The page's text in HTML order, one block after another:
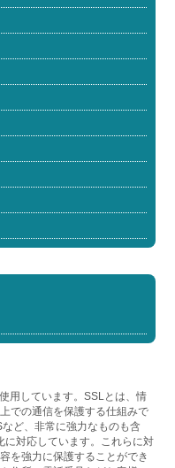
用しています。SSLとは、情
での通信を保護する仕組みで
ど、非常に強力なものも含
対応しています。これらに対
を強力に保護することができ